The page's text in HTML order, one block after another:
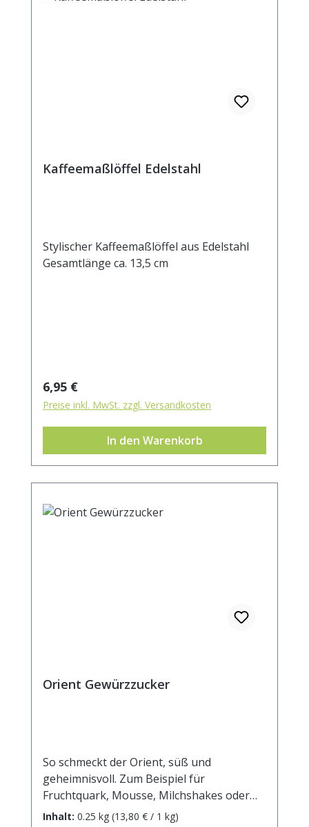
Kaffeemaßlöffel Edelstahl
Stylischer Kaffeemaßlöffel aus Edelstahl
Gesamtlänge ca. 13,5 cm
Regulärer Preis:
6,95 €
Preise inkl. MwSt. zzgl. Versandkosten
In den Warenkorb
Orient Gewürzzucker
So schmeckt der Orient, süß und
geheimnisvoll. Zum Beispiel für
Fruchtquark, Mousse, Milchshakes oder
Milchreis. Zutaten: Rohrohrzucker, Zimt,
Inhalt: 0.25 kg (13,80 € / 1 kg)